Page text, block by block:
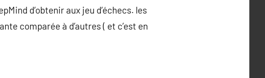
d’obtenir aux jeu d’échecs. les
comparée à d’autres ( et c’est en